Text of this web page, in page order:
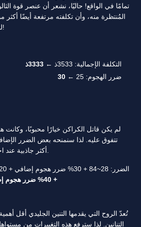
تمامًا في الواقع! حاليًا، نشعر أن عنصر قوة
المُنتظرة منه، وأن تكلفته مرتفعة أيضًا أكثر
لذلك سنعدل كلا الجانبين!
التكلفة الإجمالية: 3533ذ ←
3333ذ
ضرر الهجوم: 25 ←
30
لم يكن قاتل الكراكن خيارًا محبوبًا،
تتفوق عليه. لذا سنمنحه بعض الضرر
الضرر: 28~84 + 30% ضرر هجوم إضافي + 20% قوة قدرة ←
+ 40% ضرر هجوم إضافي + 20% قوة قدرة
تُعدّ الروح التي يقدمها التنين الجليدي أقل
التنانين. لذا سترفع هذه التغييرات من